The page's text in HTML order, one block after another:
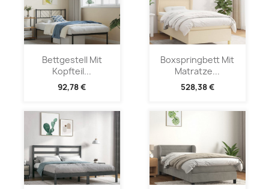
Bettgestell Mit
Kopfteil...
92,78 €
Boxspringbett Mit
Matratze...
528,38 €